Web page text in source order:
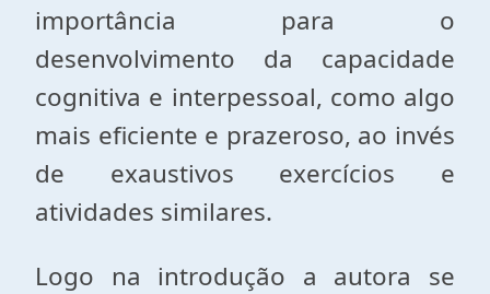
importância para o
desenvolvimento da capacidade
cognitiva e interpessoal, como algo
mais eficiente e prazeroso, ao invés
de exaustivos exercícios e
atividades similares.
Logo na introdução a autora se